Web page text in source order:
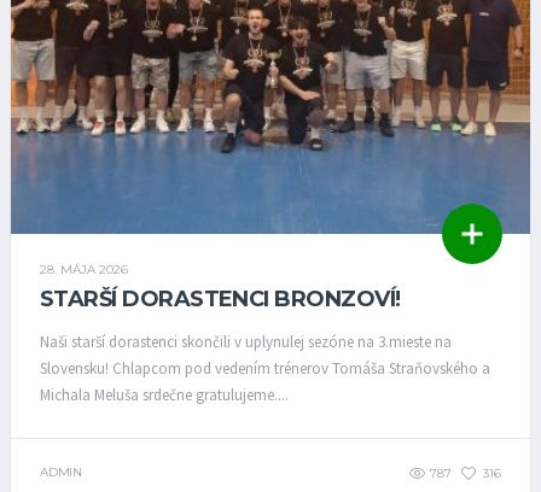
28. MÁJA 2026
STARŠÍ DORASTENCI BRONZOVÍ!
Naši starší dorastenci skončili v uplynulej sezóne na 3.mieste na
Slovensku! Chlapcom pod vedením trénerov Tomáša Straňovského a
Michala Meluša srdečne gratulujeme....
ADMIN 787 316